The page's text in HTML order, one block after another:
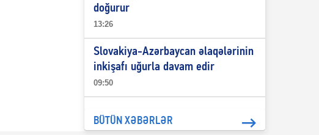
doğurur
13:26
Slovakiya-Azərbaycan əlaqələrinin
inkişafı uğurla davam edir
09:50
BÜTÜN XƏBƏRLƏR